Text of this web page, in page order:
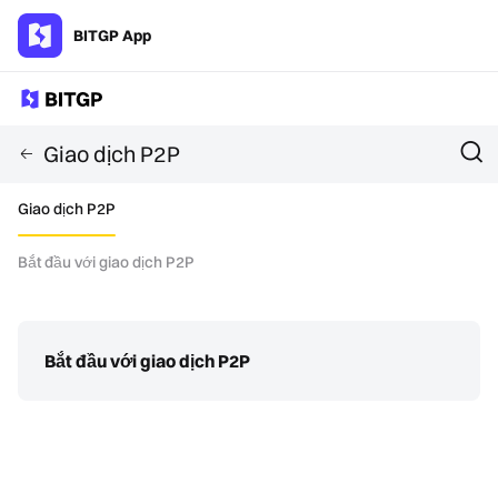
BITGP App
Giao dịch P2P
Giao dịch P2P
Bắt đầu với giao dịch P2P
Bắt đầu với giao dịch P2P